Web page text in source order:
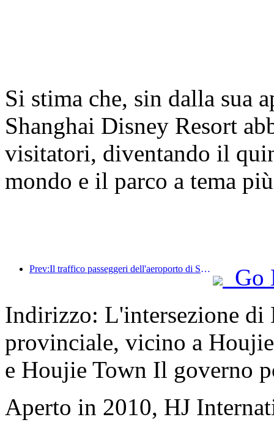
Si stima che, sin dalla sua
Shanghai Disney Resort
visitatori, diventando il
mondo e il parco a tema
Prev:Il traffico passeggeri dell'aeroporto di Shenzhen ha superato i 3 milioni quest'anno, stabilendo un nuovo record per lo stesso periodo.
Go
Indirizzo: L'intersezione di
provinciale, vicino a
e Houjie Town Il governo
Aperto in 2010, HJ